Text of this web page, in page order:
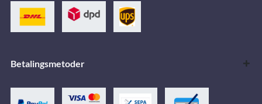
Betalingsmetoder